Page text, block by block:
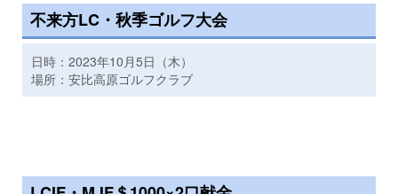
不来方LC・秋季ゴルフ大会
日時：2023年10月5日（木）
場所：安比高原ゴルフクラブ